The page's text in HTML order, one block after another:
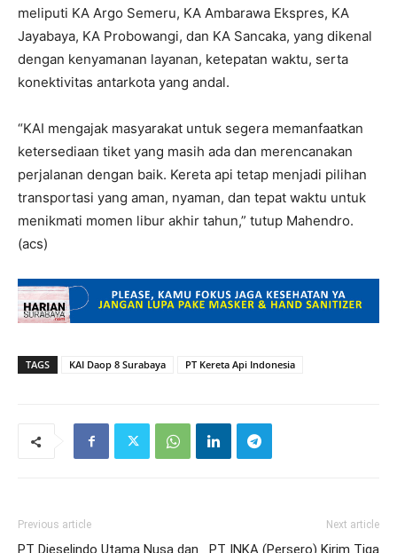
meliputi KA Argo Semeru, KA Ambarawa Ekspres, KA
Jayabaya, KA Probowangi, dan KA Sancaka, yang dikenal
dengan kenyamanan layanan, ketepatan waktu, serta
konektivitas antarkota yang andal.
“KAI mengajak masyarakat untuk segera memanfaatkan
ketersediaan tiket yang masih ada dan merencanakan
perjalanan dengan baik. Kereta api tetap menjadi pilihan
transportasi yang aman, nyaman, dan tepat waktu untuk
menikmati momen libur akhir tahun,” tutup Mahendro.
(acs)
TAGS KAI Daop 8 Surabaya PT Kereta Api Indonesia
Previous article
PT Dieselindo Utama Nusa dan
Next article
PT INKA (Persero) Kirim Tiga